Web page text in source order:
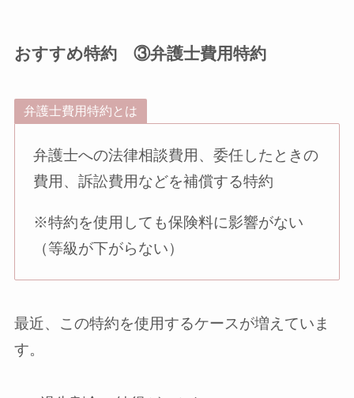
おすすめ特約 ③弁護士費用特約
弁護士費用特約とは
弁護士への法律相談費用、委任したときの
費用、訴訟費用などを補償する特約
※特約を使用しても保険料に影響がない
（等級が下がらない）
最近、この特約を使用するケースが増えていま
す。